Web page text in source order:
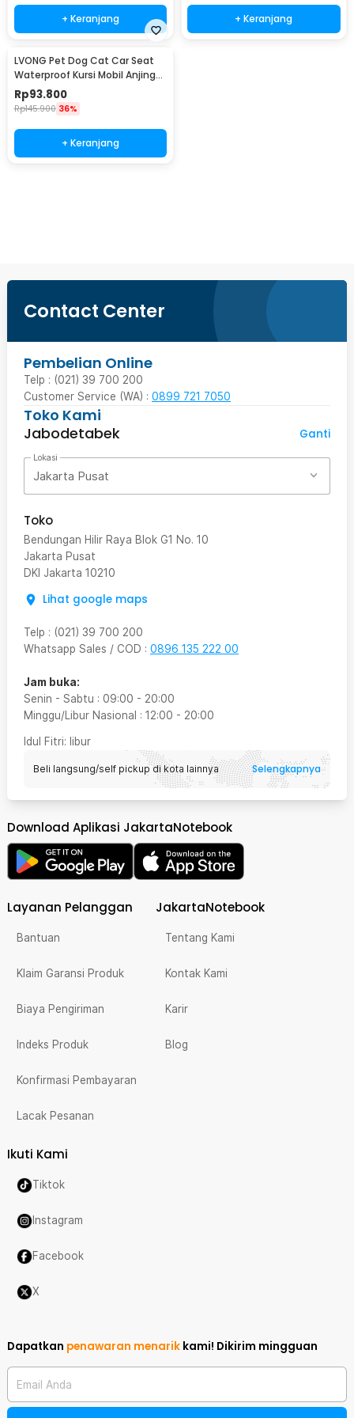
+ Keranjang + Keranjang
LVONG Pet Dog Cat Car Seat
Waterproof Kursi Mobil Anjing
Kucing - LV525
Rp93.800
Rp145.900 36%
+ Keranjang
Contact Center
Pembelian Online
Telp : (021) 39 700 200
Customer Service (WA) : 0899 721 7050
Toko Kami
Jabodetabek
Ganti
Lokasi
Jakarta Pusat
Toko
Bendungan Hilir Raya Blok G1 No. 10
Jakarta Pusat
DKI Jakarta 10210
Lihat google maps
Telp : (021) 39 700 200
Whatsapp Sales / COD : 0896 135 222 00
Jam buka:
Senin - Sabtu : 09:00 - 20:00
Minggu/Libur Nasional : 12:00 - 20:00
Idul Fitri: libur
Beli langsung/self pickup di kota lainnya Selengkapnya
Download Aplikasi JakartaNotebook
Layanan Pelanggan
Bantuan
Klaim Garansi Produk
Biaya Pengiriman
Indeks Produk
Konfirmasi Pembayaran
Lacak Pesanan
JakartaNotebook
Tentang Kami
Kontak Kami
Karir
Blog
Ikuti Kami
Tiktok
Instagram
Facebook
X
Dapatkan penawaran menarik kami! Dikirim mingguan
Email Anda